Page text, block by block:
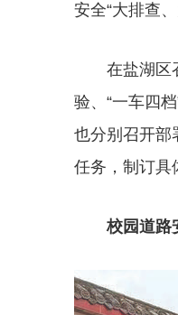
安全“大排查
在盐湖区
验、“一车四
也分别召开部
任务，制订具
校园道路